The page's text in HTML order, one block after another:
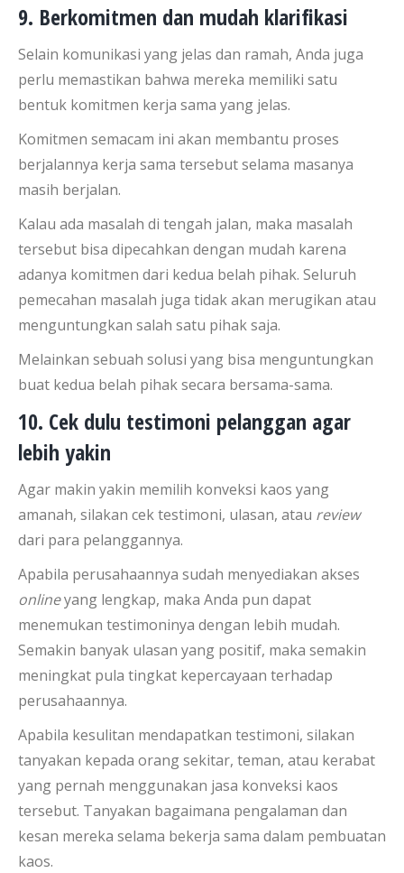
9. Berkomitmen dan mudah klarifikasi
Selain komunikasi yang jelas dan ramah, Anda juga
perlu memastikan bahwa mereka memiliki satu
bentuk komitmen kerja sama yang jelas.
Komitmen semacam ini akan membantu proses
berjalannya kerja sama tersebut selama masanya
masih berjalan.
Kalau ada masalah di tengah jalan, maka masalah
tersebut bisa dipecahkan dengan mudah karena
adanya komitmen dari kedua belah pihak. Seluruh
pemecahan masalah juga tidak akan merugikan atau
menguntungkan salah satu pihak saja.
Melainkan sebuah solusi yang bisa menguntungkan
buat kedua belah pihak secara bersama-sama.
10. Cek dulu testimoni pelanggan agar
lebih yakin
Agar makin yakin memilih konveksi kaos yang
amanah, silakan cek testimoni, ulasan, atau review
dari para pelanggannya.
Apabila perusahaannya sudah menyediakan akses
onlineyang lengkap, maka Anda pun dapat
menemukan testimoninya dengan lebih mudah.
Semakin banyak ulasan yang positif, maka semakin
meningkat pula tingkat kepercayaan terhadap
perusahaannya.
Apabila kesulitan mendapatkan testimoni, silakan
tanyakan kepada orang sekitar, teman, atau kerabat
yang pernah menggunakan jasa konveksi kaos
tersebut. Tanyakan bagaimana pengalaman dan
kesan mereka selama bekerja sama dalam pembuatan
kaos.